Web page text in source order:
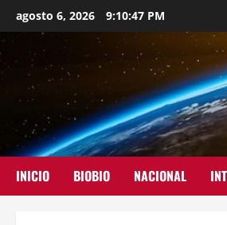
agosto 6, 2026 9:10:48 PM
INICIO BIOBIO NACIONAL